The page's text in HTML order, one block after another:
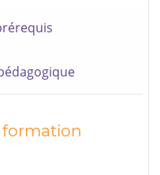
formation